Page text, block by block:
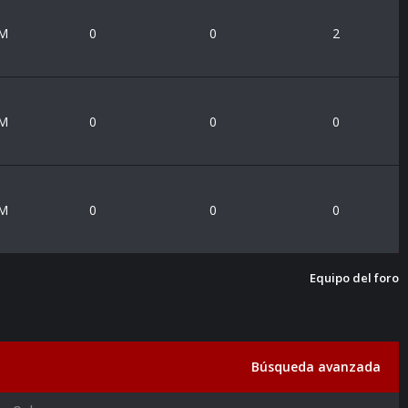
0 0 2
0 0 0
0 0 0
Equipo del foro
Búsqueda avanzada